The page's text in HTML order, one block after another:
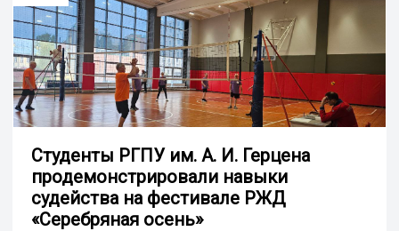
Студенты РГПУ им. А. И. Герцена
продемонстрировали навыки
судейства на фестивале РЖД
«Серебряная осень»